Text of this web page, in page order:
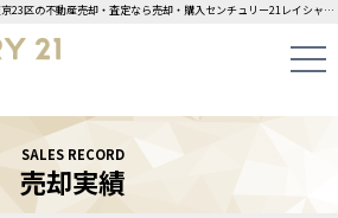
江戸川区東葛西マンション｜売却実績東京23区の不動産売却・査定なら売却・購入センチュリー21レイシャスにお任せください！
SALES RECORD
売却実績